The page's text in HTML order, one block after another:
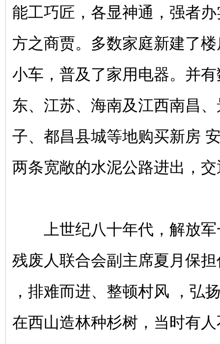
能工巧匠，各显神通，强者
方之商贾。多数家庭新建了
小车，普及了家用电器。并
东、江苏、海南及江西南昌
子、都昌县城等地购买新房
两条宽敞的水泥公路进出，
上世纪八十年代，解放军
残废人联合会副主席夏月保
，排难而进、整顿村风 ，弘
在西山造林种杉树，当时有